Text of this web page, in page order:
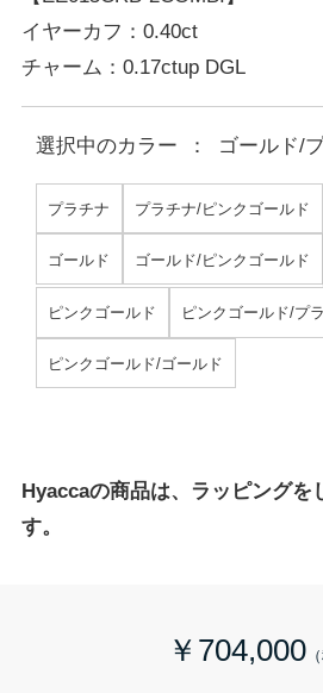
イヤーカフ：0.40ct
チャーム：0.17ctup DGL
選択中のカラー ： ゴールド/
プラチナ プラチナ/ピンクゴールド
ゴールド ゴールド/ピンクゴールド
ピンクゴールド ピンクゴールド/プ
ピンクゴールド/ゴールド
Hyaccaの商品は、ラッピングを
す。
￥704,000